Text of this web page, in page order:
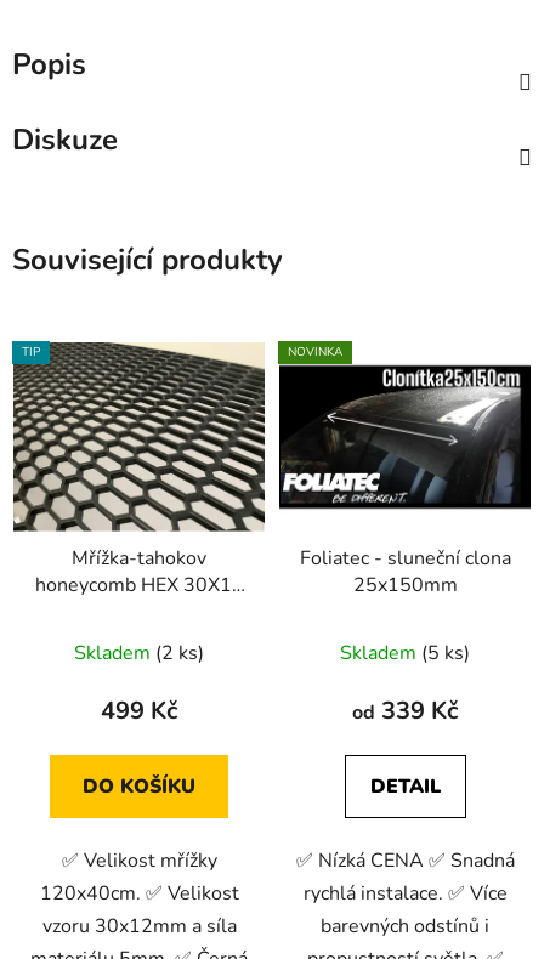
Popis
Diskuze
Související produkty
TIP
Mřížka-tahokov
honeycomb HEX 30X12
Skladem (2 ks)
499 Kč
DO KOŠÍKU
✅ Velikost mřížky
120x40cm. ✅ Velikost
vzoru 30x12mm a síla
NOVINKA
Foliatec - sluneční clona
25x150mm
Skladem (5 ks)
od 339 Kč
DETAIL
✅ Nízká CENA ✅ Snadná
rychlá instalace. ✅ Více
barevných odstínů i